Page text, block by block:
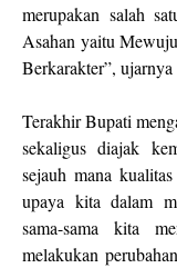
merupakan salah
Asahan yaitu
Berkarakter”, ujarnya
Terakhir Bupati
sekaligus diajak
sejauh mana
upaya kita dalam
sama-sama kita
melakukan